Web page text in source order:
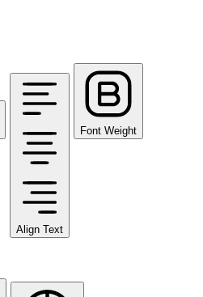
Align Text
Font Weight